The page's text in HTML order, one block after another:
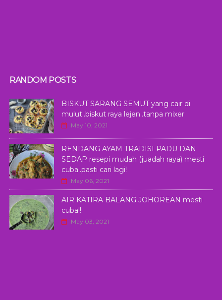
RANDOM POSTS
BISKUT SARANG SEMUT yang cair di
mulut..biskut raya lejen..tanpa mixer
May 10, 2021
RENDANG AYAM TRADISI PADU DAN
SEDAP resepi mudah (juadah raya) mesti
cuba..pasti cari lagi!
May 06, 2021
AIR KATIRA BALANG JOHOREAN mesti
cuba!!
May 03, 2021